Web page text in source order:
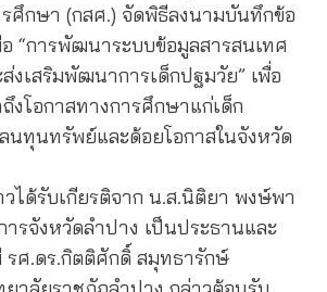
ศึกษา (กสศ.) จัดพิธีลงนามบันทึกข้อ
“การพัฒนาระบบข้อมูลสารสนเทศ
ส่งเสริมพัฒนาการเด็กปฐมวัย” เพื่อ
งโอกาสทางการศึกษาแก่เด็ก
ทุนทรัพย์และด้อยโอกาสในจังหวัด
ได้รับเกียรติจาก น.ส.นิติยา พงษ์พา
ารจังหวัดลำปาง เป็นประธานและ
ศ.ดร.กิตติศักดิ์ สมุทธารักษ์